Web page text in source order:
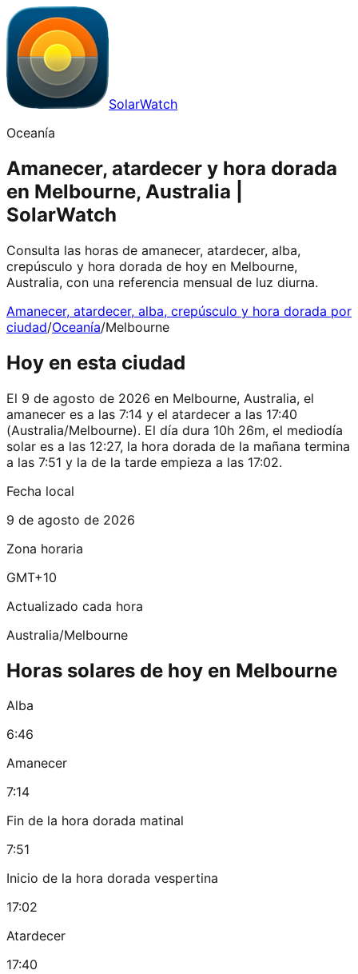
SolarWatch
Oceanía
Amanecer, atardecer y hora dorada
en Melbourne, Australia |
SolarWatch
Consulta las horas de amanecer, atardecer, alba,
crepúsculo y hora dorada de hoy en Melbourne,
Australia, con una referencia mensual de luz diurna.
Amanecer, atardecer, alba, crepúsculo y hora dorada por
ciudad/Oceanía/Melbourne
Hoy en esta ciudad
El 9 de agosto de 2026 en Melbourne, Australia, el
amanecer es a las 7:14 y el atardecer a las 17:40
(Australia/Melbourne). El día dura 10h 26m, el mediodía
solar es a las 12:27, la hora dorada de la mañana termina
a las 7:51 y la de la tarde empieza a las 17:02.
Fecha local
9 de agosto de 2026
Zona horaria
GMT+10
Actualizado cada hora
Australia/Melbourne
Horas solares de hoy en Melbourne
Alba
6:46
Amanecer
7:14
Fin de la hora dorada matinal
7:51
Inicio de la hora dorada vespertina
17:02
Atardecer
17:40